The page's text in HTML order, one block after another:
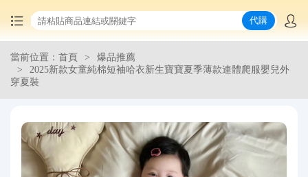
首頁
集運服務
爆品推薦
代購
當前位置：首頁
爆品推薦
2025新款女童純棉短袖哈衣新生寶寶夏季薄款連體爬服嬰兒外
穿夏裝